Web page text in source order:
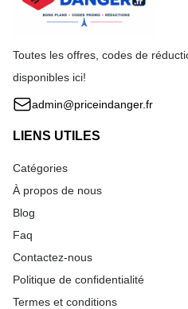
Toutes les offres, codes de
disponibles ici!
admin@priceindanger.fr
LIENS UTILES
Catégories
À propos de nous
Blog
Faq
Contactez-nous
Politique de confidentialité
Termes et conditions